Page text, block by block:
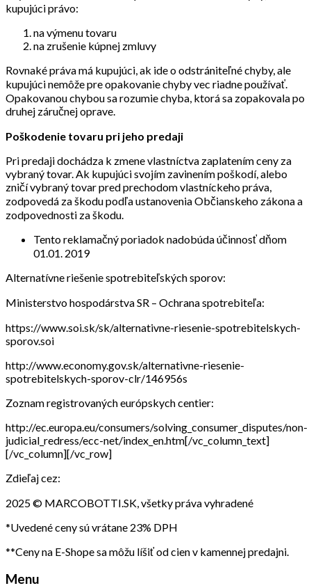
kupujúci právo:
na výmenu tovaru
na zrušenie kúpnej zmluvy
Rovnaké práva má kupujúci, ak ide o odstrániteľné chyby, ale
kupujúci nemôže pre opakovanie chyby vec riadne používať.
Opakovanou chybou sa rozumie chyba, ktorá sa zopakovala po
druhej záručnej oprave.
Poškodenie tovaru pri jeho predaji
Pri predaji dochádza k zmene vlastníctva zaplatením ceny za
vybraný tovar. Ak kupujúci svojím zavinením poškodí, alebo
zničí vybraný tovar pred prechodom vlastníckeho práva,
zodpovedá za škodu podľa ustanovenia Občianskeho zákona a
zodpovednosti za škodu.
Tento reklamačný poriadok nadobúda účinnosť dňom
01.01. 2019
Alternatívne riešenie spotrebiteľských sporov:
Ministerstvo hospodárstva SR – Ochrana spotrebiteľa:
https://www.soi.sk/sk/alternativne-riesenie-spotrebitelskych-
sporov.soi
http://www.economy.gov.sk/alternativne-riesenie-
spotrebitelskych-sporov-clr/146956s
Zoznam registrovaných európskych centier:
http://ec.europa.eu/consumers/solving_consumer_disputes/non-
judicial_redress/ecc-net/index_en.htm[/vc_column_text]
[/vc_column][/vc_row]
Zdieľaj cez:
2025 © MARCOBOTTI.SK, všetky práva vyhradené
*Uvedené ceny sú vrátane 23% DPH
**Ceny na E-Shope sa môžu líšiť od cien v kamennej predajni.
Menu